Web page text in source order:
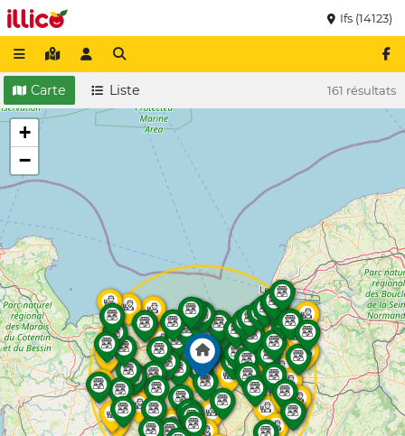
Ifs (14123)
161 résultats
Carte Liste
+
−